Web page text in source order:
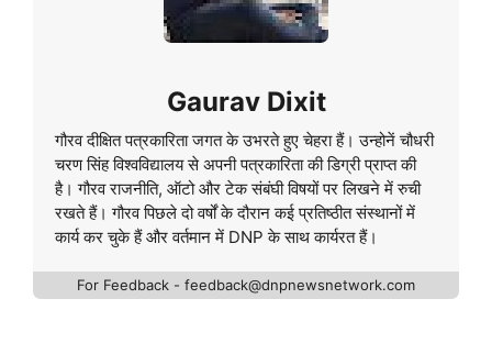
Gaurav Dixit
गौरव दीक्षित पत्रकारिता जगत के उभरते हुए चेहरा हैं। उन्होनें चौधरी
चरण सिंह विश्वविद्यालय से अपनी पत्रकारिता की डिग्री प्राप्त की
है। गौरव राजनीति, ऑटो और टेक संबंघी विषयों पर लिखने में रुची
रखते हैं। गौरव पिछले दो वर्षों के दौरान कई प्रतिष्ठीत संस्थानों में
कार्य कर चुके हैं और वर्तमान में DNP के साथ कार्यरत हैं।
For Feedback - feedback@dnpnewsnetwork.com